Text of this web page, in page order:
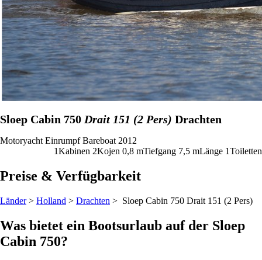
Sloep Cabin 750 Drait 151 (2 Pers) Drachten
Motoryacht Einrumpf Bareboat 2012
1Kabinen 2Kojen 0,8 mTiefgang 7,5 mLänge 1Toiletten
Preise & Verfügbarkeit
Länder> Holland > Drachten > Sloep Cabin 750 Drait 151 (2 Pers)
Was bietet ein Bootsurlaub auf der Sloep
Cabin 750?